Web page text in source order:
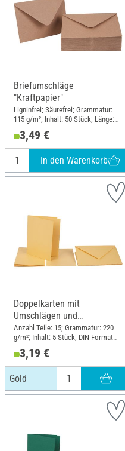
Briefumschläge
"Kraftpapier"
Ligninfrei; Säurefrei; Grammatur:
115 g/m²; Inhalt: 50 Stück; Länge:
Kraftpapier
3,49 €
In den Warenkorb
Doppelkarten mit
Umschlägen und
Einlegeblättern, Gold
Anzahl Teile: 15; Grammatur: 220
g/m²; Inhalt: 5 Stück; DIN Format
3,19 €
Gold